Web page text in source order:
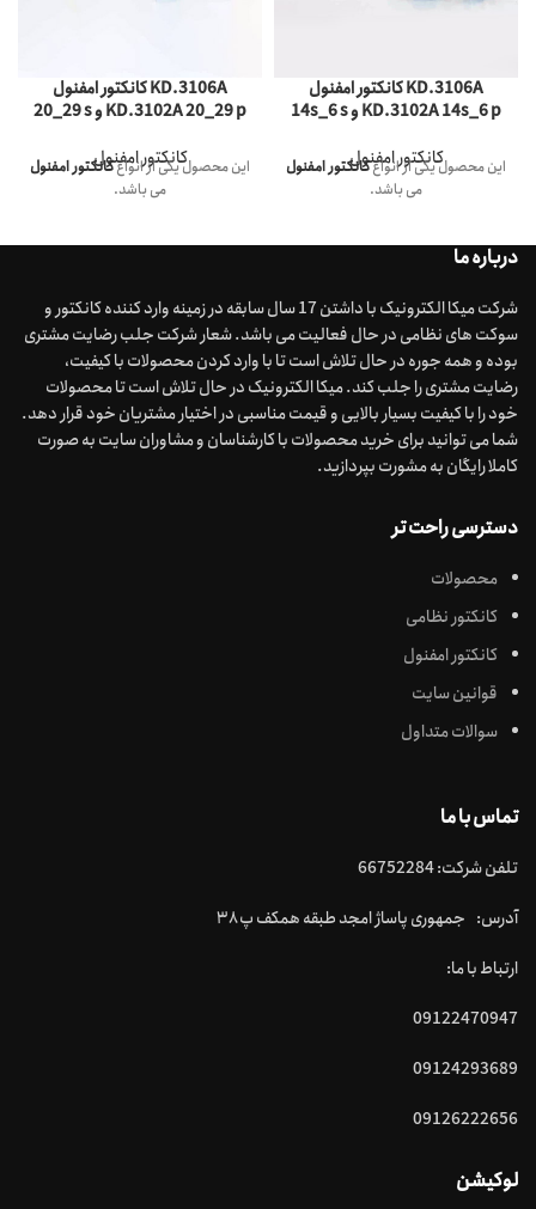
کانکتور امفنول KD.3106A
14s_6 s و KD.3102A 14s_6 p
کانکتور امفنول
این محصول یکی از انواعکانکتور امفنول
می باشد.
کانکتور امفنول KD.3106A
20_29 s و KD.3102A 20_29 p
کانکتور امفنول
این محصول یکی از انواعکانکتور امفنول
می باشد.
درباره ما
شرکت میکا الکترونیک با داشتن 17 سال سابقه در زمینه وارد کننده کانکتور و
سوکت های نظامی در حال فعالیت می باشد. شعار شرکت جلب رضایت مشتری
بوده و همه جوره در حال تلاش است تا با وارد کردن محصولات با کیفیت،
رضایت مشتری را جلب کند. میکا الکترونیک در حال تلاش است تا محصولات
خود را با کیفیت بسیار بالایی و قیمت مناسبی در اختیار مشتریان خود قرار دهد.
شما می توانید برای خرید محصولات با کارشناسان و مشاوران سایت به صورت
کاملا رایگان به مشورت بپردازید.
دسترسی راحت تر
محصولات
کانکتور نظامی
کانکتور امفنول
قوانین سایت
سوالات متداول
تماس با ما
تلفن شرکت: 66752284
آدرس: جمهوری پاساژ امجد طبقه همکف پ ۳۸
ارتباط با ما:
09122470947
09124293689
09126222656
لوکیشن